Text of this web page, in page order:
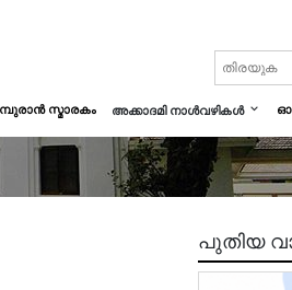
സ്മാരകം അക്കാദമി നാൾവഴികൾ
പുതിയ